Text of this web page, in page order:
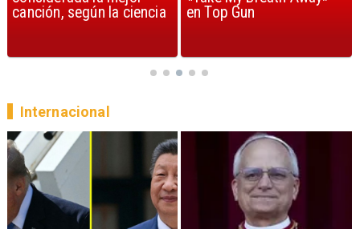
según la ciencia
en Top Gun
Internacional